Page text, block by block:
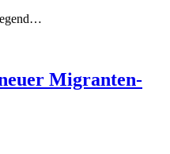
Migranten-